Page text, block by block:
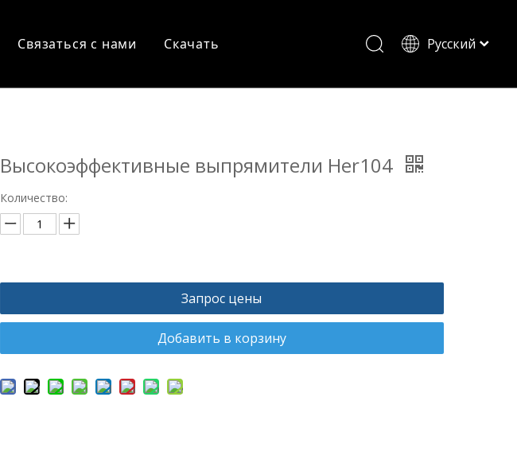
Связаться с нами Скачать Pусский
Высокоэффективные выпрямители Her104
Количество:
Запрос цены
Добавить в корзину